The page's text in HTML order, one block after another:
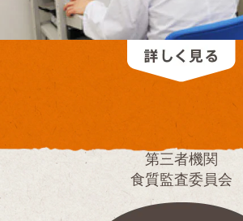
第三者機関
食質監査委員会